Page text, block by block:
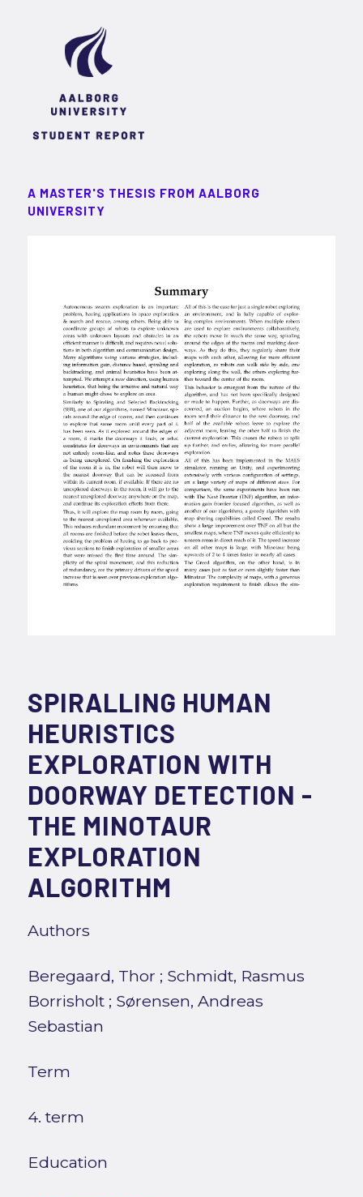
A MASTER'S THESIS FROM AALBORG
UNIVERSITY
SPIRALLING HUMAN
HEURISTICS
EXPLORATION WITH
DOORWAY DETECTION -
THE MINOTAUR
EXPLORATION
ALGORITHM
Authors
Beregaard, Thor ; Schmidt, Rasmus
Borrisholt; Sørensen, Andreas
Sebastian
Term
4. term
Education